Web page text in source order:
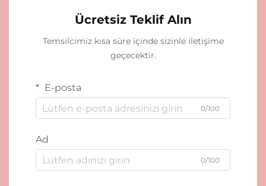
Ücretsiz Teklif Alın
Temsilcimiz kısa süre içinde sizinle iletişime
geçecektir.
E-posta
0/100
Ad
0/100